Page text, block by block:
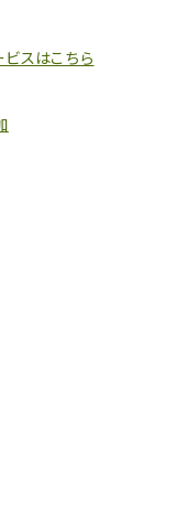
スはこちら